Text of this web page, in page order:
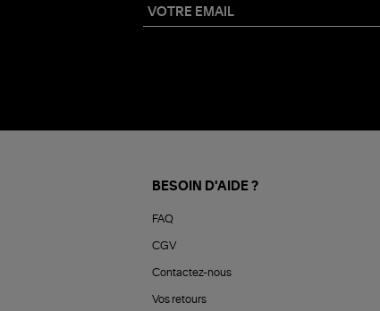
BESOIN D'AIDE ?
FAQ
CGV
Contactez-nous
Vos retours